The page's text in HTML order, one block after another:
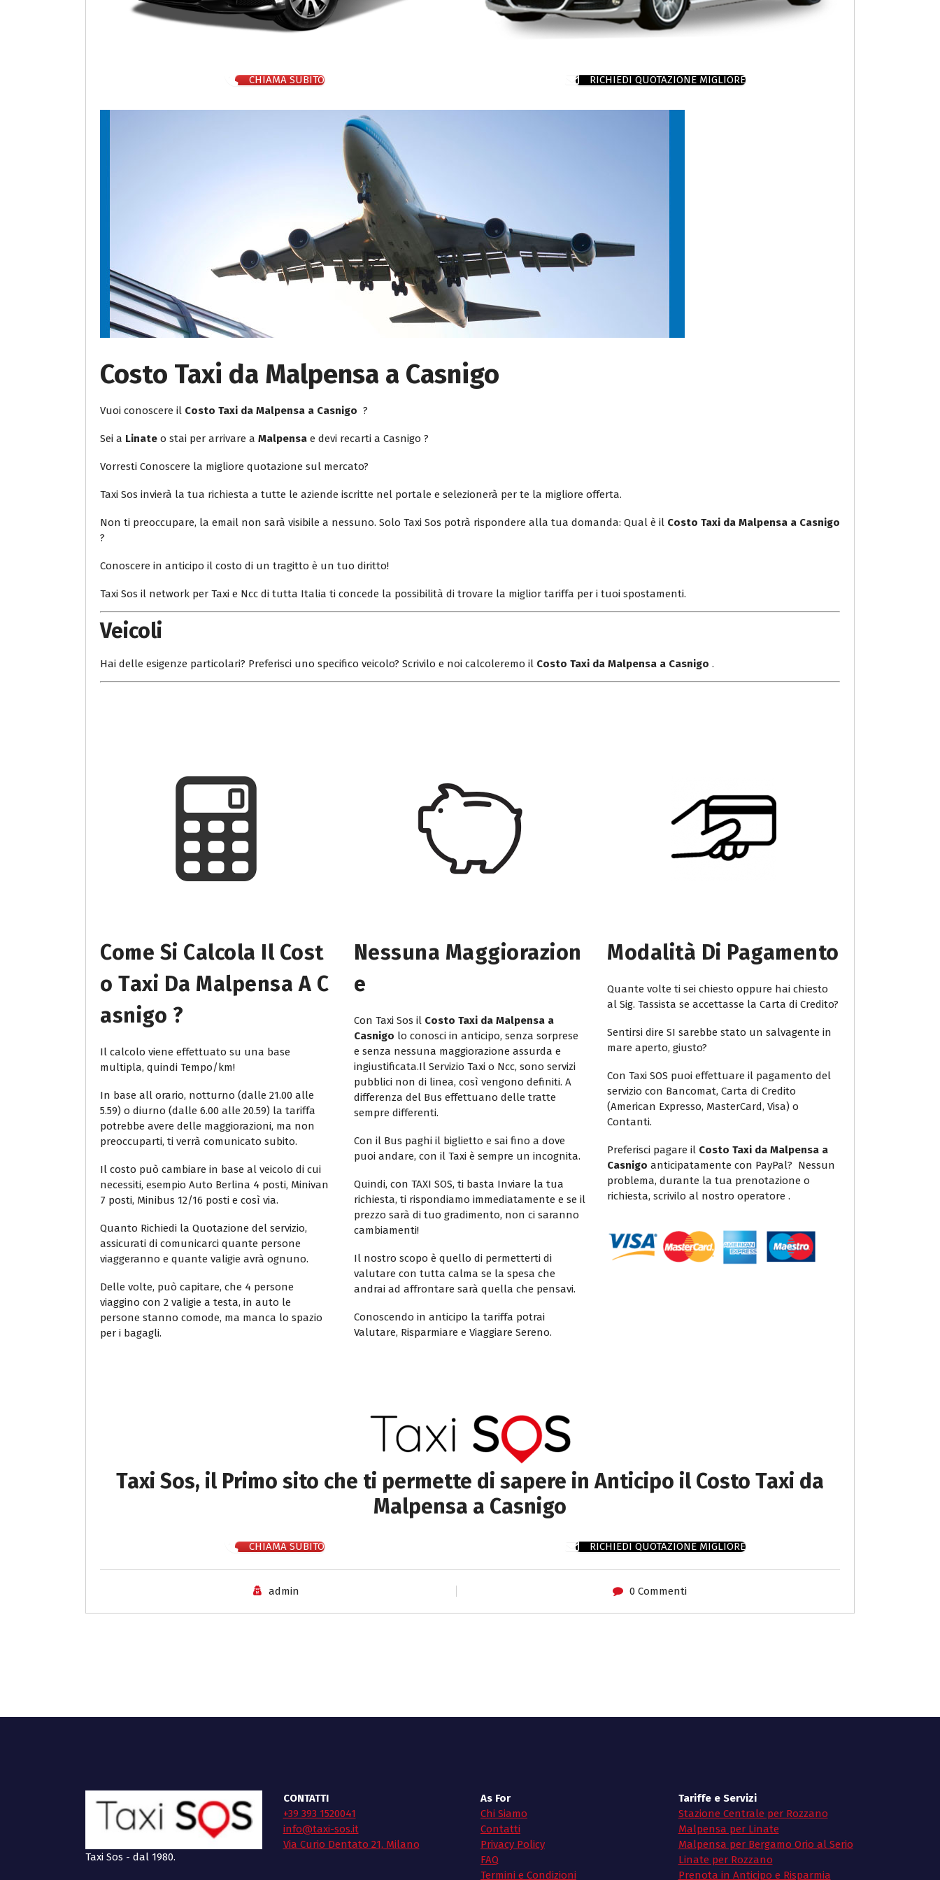
CHIAMA SUBITO RICHIEDI QUOTAZIONE MIGLIORE
Costo Taxi da Malpensa a Casnigo
Vuoi conoscere il Costo Taxi da Malpensa a Casnigo ?
Sei a Linate o stai per arrivare a Malpensa e devi recarti a Casnigo ?
Vorresti Conoscere la migliore quotazione sul mercato?
Taxi Sos invierà la tua richiesta a tutte le aziende iscritte nel portale e selezionerà per te la migliore offerta.
Non ti preoccupare, la email non sarà visibile a nessuno. Solo Taxi Sos potrà rispondere alla tua domanda: Qual è il Costo Taxi da Malpensa a Casnigo
?
Conoscere in anticipo il costo di un tragitto è un tuo diritto!
Taxi Sos il network per Taxi e Ncc di tutta Italia ti concede la possibilità di trovare la miglior tariffa per i tuoi spostamenti.
Veicoli
Hai delle esigenze particolari? Preferisci uno specifico veicolo? Scrivilo e noi calcoleremo il Costo Taxi da Malpensa a Casnigo .
Come Si Calcola Il Cost
O Taxi Da Malpensa A C
Asnigo ?
Il calcolo viene effettuato su una base
multipla, quindi Tempo/km!
In base all orario, notturno (dalle 21.00 alle
5.59) o diurno (dalle 6.00 alle 20.59) la tariffa
potrebbe avere delle maggiorazioni, ma non
preoccuparti, ti verrà comunicato subito.
Il costo può cambiare in base al veicolo di cui
necessiti, esempio Auto Berlina 4 posti, Minivan
7 posti, Minibus 12/16 posti e così via.
Quanto Richiedi la Quotazione del servizio,
assicurati di comunicarci quante persone
viaggeranno e quante valigie avrà ognuno.
Delle volte, può capitare, che 4 persone
viaggino con 2 valigie a testa, in auto le
persone stanno comode, ma manca lo spazio
per i bagagli.
Nessuna Maggiorazion
E
Con Taxi Sos il Costo Taxi da Malpensa a
Casnigo lo conosci in anticipo, senza sorprese
e senza nessuna maggiorazione assurda e
ingiustificata.Il Servizio Taxi o Ncc, sono servizi
pubblici non di linea, così vengono definiti. A
differenza del Bus effettuano delle tratte
sempre differenti.
Con il Bus paghi il biglietto e sai fino a dove
puoi andare, con il Taxi è sempre un incognita.
Quindi, con TAXI SOS, ti basta Inviare la tua
richiesta, ti rispondiamo immediatamente e se il
prezzo sarà di tuo gradimento, non ci saranno
cambiamenti!
Il nostro scopo è quello di permetterti di
valutare con tutta calma se la spesa che
andrai ad affrontare sarà quella che pensavi.
Conoscendo in anticipo la tariffa potrai
Valutare, Risparmiare e Viaggiare Sereno.
Modalità Di Pagamento
Quante volte ti sei chiesto oppure hai chiesto
al Sig. Tassista se accettasse la Carta di Credito?
Sentirsi dire SI sarebbe stato un salvagente in
mare aperto, giusto?
Con Taxi SOS puoi effettuare il pagamento del
servizio con Bancomat, Carta di Credito
(American Expresso, MasterCard, Visa) o
Contanti.
Preferisci pagare il Costo Taxi da Malpensa a
Casnigo anticipatamente con PayPal? Nessun
problema, durante la tua prenotazione o
richiesta, scrivilo al nostro operatore .
Taxi Sos, il Primo sito che ti permette di sapere in Anticipo il Costo Taxi da
Malpensa a Casnigo
CHIAMA SUBITO RICHIEDI QUOTAZIONE MIGLIORE
admin 0 Commenti
Taxi Sos - dal 1980.
CONTATTI
+39 393 1520041
info@taxi-sos.it
Via Curio Dentato 21, Milano
As For
Chi Siamo
Contatti
Privacy Policy
FAQ
Termini e Condizioni
Tariffe e Servizi
Stazione Centrale per Rozzano
Malpensa per Linate
Malpensa per Bergamo Orio al Serio
Linate per Rozzano
Prenota in Anticipo e Risparmia